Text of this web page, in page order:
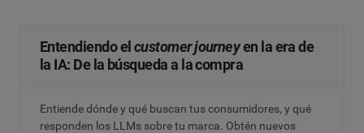
Entendiendo elcustomer journeyen la era de
la IA: De la búsqueda a la compra
Entiende dónde y qué buscan tus consumidores, y qué
responden los LLMs sobre tu marca. Obtén nuevos